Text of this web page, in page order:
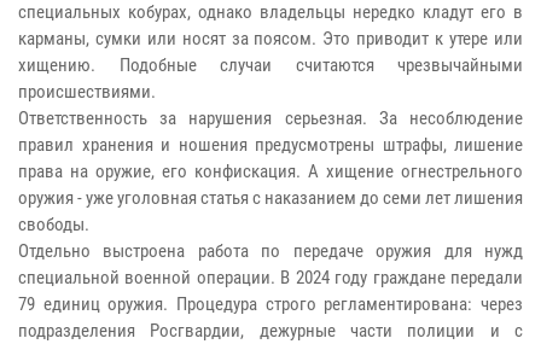
специальных кобурах, однако владельцы нередко кладут его в
карманы, сумки или носят за поясом. Это приводит к утере или
хищению. Подобные случаи считаются чрезвычайными
происшествиями.
Ответственность за нарушения серьезная. За несоблюдение
правил хранения и ношения предусмотрены штрафы, лишение
права на оружие, его конфискация. А хищение огнестрельного
оружия - уже уголовная статья с наказанием до семи лет лишения
свободы.
Отдельно выстроена работа по передаче оружия для нужд
специальной военной операции. В 2024 году граждане передали
79 единиц оружия. Процедура строго регламентирована: через
подразделения Росгвардии, дежурные части полиции и с